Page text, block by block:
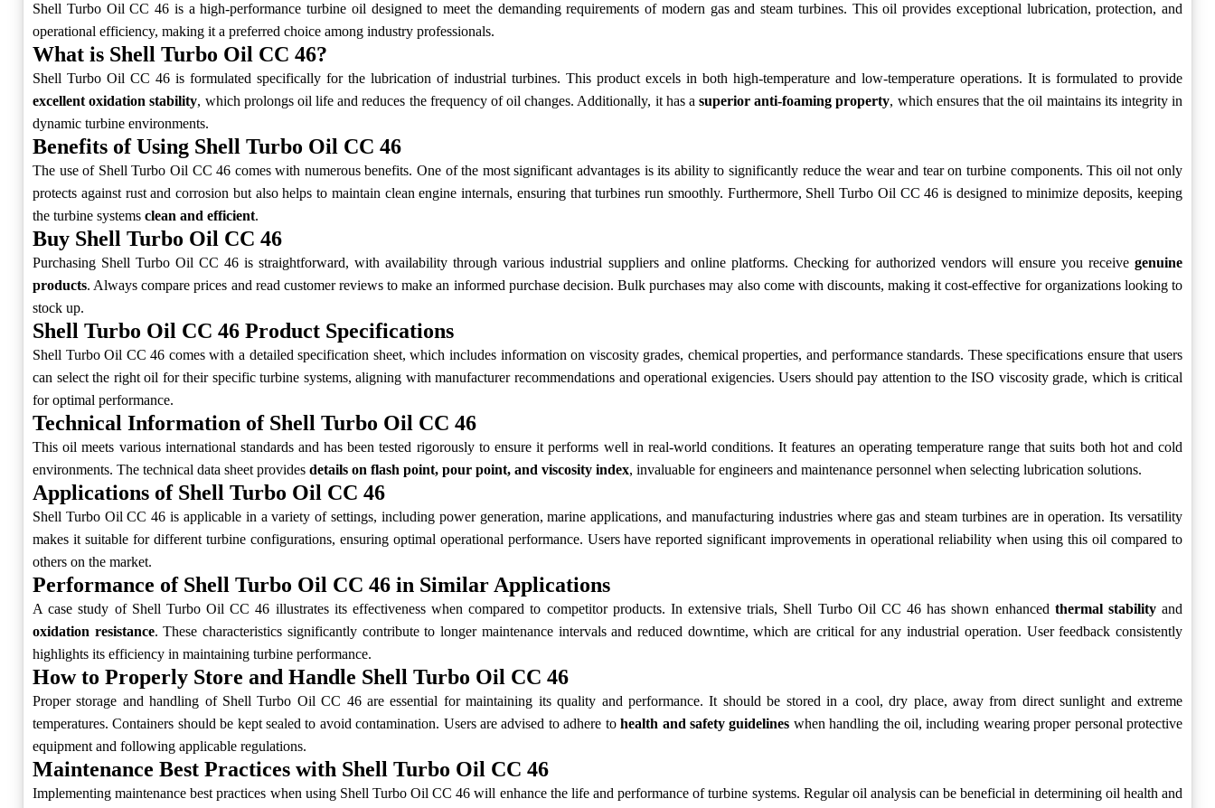
Shell Turbo Oil CC 46 is a high-performance turbine oil designed to meet the demanding requirements of modern gas and steam turbines. This oil provides exceptional lubrication, protection, and
operational efficiency, making it a preferred choice among industry professionals.
What is Shell Turbo Oil CC 46?
Shell Turbo Oil CC 46 is formulated specifically for the lubrication of industrial turbines. This product excels in both high-temperature and low-temperature operations. It is formulated to provide
excellent oxidation stability, which prolongs oil life and reduces the frequency of oil changes. Additionally, it has asuperior anti-foaming property, which ensures that the oil maintains its integrity in
dynamic turbine environments.
Benefits of Using Shell Turbo Oil CC 46
The use of Shell Turbo Oil CC 46 comes with numerous benefits. One of the most significant advantages is its ability to significantly reduce the wear and tear on turbine components. This oil not only
protects against rust and corrosion but also helps to maintain clean engine internals, ensuring that turbines run smoothly. Furthermore, Shell Turbo Oil CC 46 is designed to minimize deposits, keeping
the turbine systems clean and efficient.
Buy Shell Turbo Oil CC 46
Purchasing Shell Turbo Oil CC 46 is straightforward, with availability through various industrial suppliers and online platforms. Checking for authorized vendors will ensure you receive genuine
products. Always compare prices and read customer reviews to make an informed purchase decision. Bulk purchases may also come with discounts, making it cost-effective for organizations looking to
stock up.
Shell Turbo Oil CC 46 Product Specifications
Shell Turbo Oil CC 46 comes with a detailed specification sheet, which includes information on viscosity grades, chemical properties, and performance standards. These specifications ensure that users
can select the right oil for their specific turbine systems, aligning with manufacturer recommendations and operational exigencies. Users should pay attention to the ISO viscosity grade, which is critical
for optimal performance.
Technical Information of Shell Turbo Oil CC 46
This oil meets various international standards and has been tested rigorously to ensure it performs well in real-world conditions. It features an operating temperature range that suits both hot and cold
environments. The technical data sheet provides details on flash point, pour point, and viscosity index, invaluable for engineers and maintenance personnel when selecting lubrication solutions.
Applications of Shell Turbo Oil CC 46
Shell Turbo Oil CC 46 is applicable in a variety of settings, including power generation, marine applications, and manufacturing industries where gas and steam turbines are in operation. Its versatility
makes it suitable for different turbine configurations, ensuring optimal operational performance. Users have reported significant improvements in operational reliability when using this oil compared to
others on the market.
Performance of Shell Turbo Oil CC 46 in Similar Applications
A case study of Shell Turbo Oil CC 46 illustrates its effectiveness when compared to competitor products. In extensive trials, Shell Turbo Oil CC 46 has shown enhanced thermal stabilityand
oxidation resistance. These characteristics significantly contribute to longer maintenance intervals and reduced downtime, which are critical for any industrial operation. User feedback consistently
highlights its efficiency in maintaining turbine performance.
How to Properly Store and Handle Shell Turbo Oil CC 46
Proper storage and handling of Shell Turbo Oil CC 46 are essential for maintaining its quality and performance. It should be stored in a cool, dry place, away from direct sunlight and extreme
temperatures. Containers should be kept sealed to avoid contamination. Users are advised to adhere tohealth and safety guidelines when handling the oil, including wearing proper personal protective
equipment and following applicable regulations.
Maintenance Best Practices with Shell Turbo Oil CC 46
Implementing maintenance best practices when using Shell Turbo Oil CC 46 will enhance the life and performance of turbine systems. Regular oil analysis can be beneficial in determining oil health and